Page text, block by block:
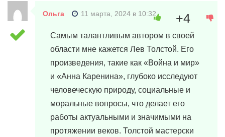
Ольга 11 марта, 2024 в 10:32
Самым талантливым автором в своей
области мне кажется Лев Толстой. Его
произведения, такие как «Война и мир»
и «Анна Каренина», глубоко исследуют
человеческую природу, социальные и
моральные вопросы, что делает его
работы актуальными и значимыми на
протяжении веков. Толстой мастерски
+4